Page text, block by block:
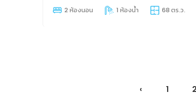
2 ห้องนอน 1 ห้องน้ำ 68 ตร.ว.
‹ 1 2